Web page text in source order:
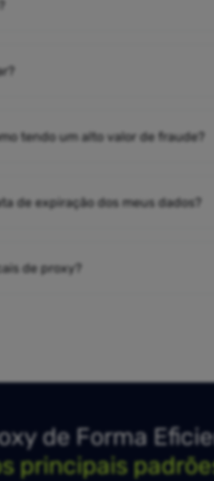
tendo um alto valor de fraude?
de expiração dos meus dados?
de proxy?
de Forma
principais